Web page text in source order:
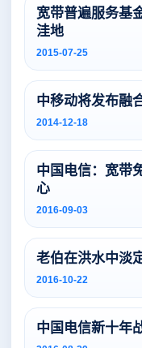
宽带普遍服务基
洼地
2015-07-25
中移动将发布融
2014-12-18
中国电信：宽带
心
2016-09-03
老伯在洪水中淡
2016-10-22
中国电信新十年